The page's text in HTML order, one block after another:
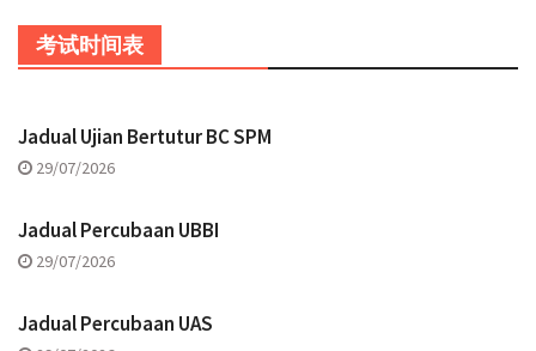
考试时间表
Jadual Ujian Bertutur BC SPM
29/07/2026
Jadual Percubaan UBBI
29/07/2026
Jadual Percubaan UAS